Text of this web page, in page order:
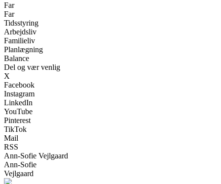
Far
Far
Tidsstyring
Arbejdsliv
Familieliv
Planlægning
Balance
Del og vær venlig
X
Facebook
Instagram
LinkedIn
YouTube
Pinterest
TikTok
Mail
RSS
Ann-Sofie Vejlgaard
Ann-Sofie
Vejlgaard